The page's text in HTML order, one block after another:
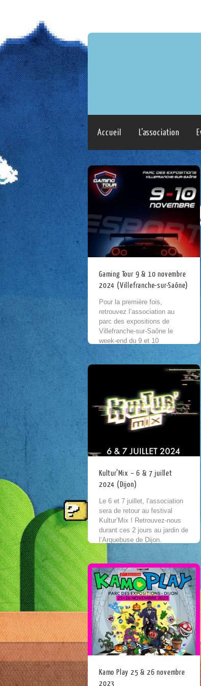
Accueil L’association
Gaming Tour 9 & 10 novembre
2024 (Villefranche-sur-Saône)
Pour la première fois,
retrouvez l’association au
parc des expositions de
Villefranche-sur-Saône le
week-end du 9 et 10
novembre à l’occasion du
salon E-sport Gaming Tour
organisé par l’association
Kultur’Mix – 6 & 7 juillet
2024 (Dijon)
Le 6 et 7 juillet, l’association
sera de retour au festival
Kultur’Mix ! Retrouvez-nous
durant ces 2 jours au jardin de
l’Arquebuse de Dijon.
Kultur’Mix est le festival des
cultures...
Kamo Play 25 & 26 novembre
2023